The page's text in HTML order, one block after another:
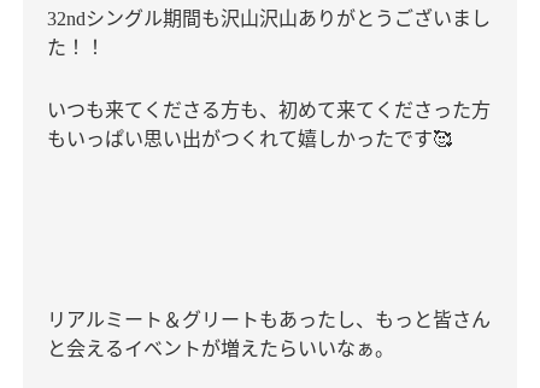
32ndシングル期間も沢山沢山ありがとうございまし
た！！
いつも来てくださる方も、初めて来てくださった方
もいっぱい思い出がつくれて嬉しかったです🥰
リアルミート＆グリートもあったし、もっと皆さん
と会えるイベントが増えたらいいなぁ。